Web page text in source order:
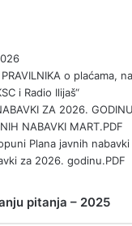
o plaćama,
i Radio Ilijaš“
ZA 2026. GODINU
NABAVKI MART.PDF
Plana javnih
za 2026. godinu.PDF
pitanja – 2025